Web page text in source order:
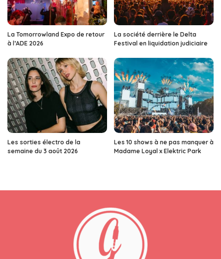
La Tomorrowland Expo de retour
à l’ADE 2026
La société derrière le Delta
Festival en liquidation judiciaire
Les sorties électro de la
semaine du 3 août 2026
Les 10 shows à ne pas manquer à
Madame Loyal x Elektric Park